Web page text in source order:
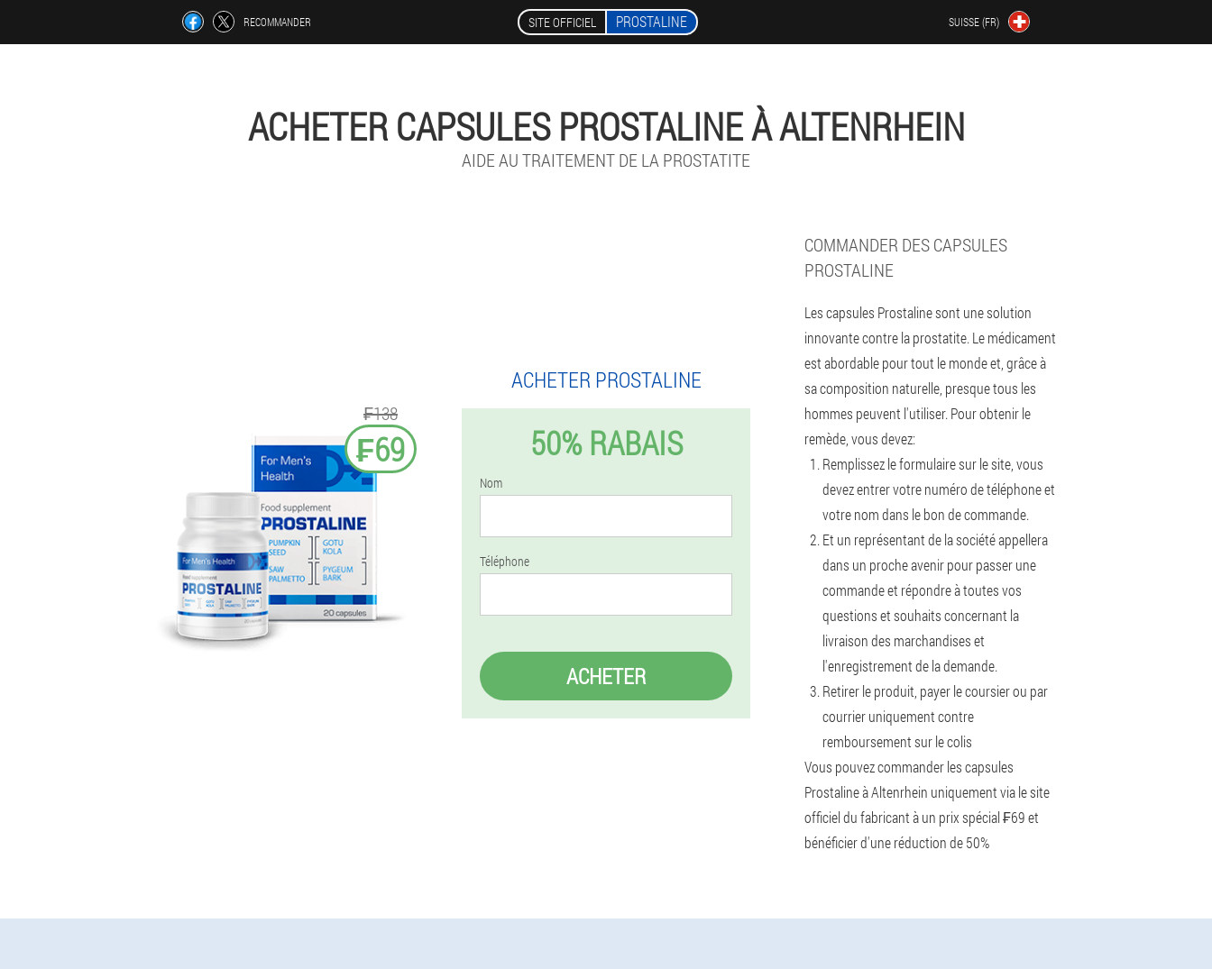
RECOMMANDER SITE OFFICIEL PROSTALINE SUISSE (FR)
ACHETER CAPSULES PROSTALINE À ALTENRHEIN
AIDE AU TRAITEMENT DE LA PROSTATITE
₣138
₣69
ACHETER PROSTALINE
50% RABAIS
Nom
Téléphone
ACHETER
COMMANDER DES CAPSULES
PROSTALINE
Les capsules Prostaline sont une solution
innovante contre la prostatite. Le médicament
est abordable pour tout le monde et, grâce à
sa composition naturelle, presque tous les
hommes peuvent l'utiliser. Pour obtenir le
remède, vous devez:
Remplissez le formulaire sur le site, vous
devez entrer votre numéro de téléphone et
votre nom dans le bon de commande.
Et un représentant de la société appellera
dans un proche avenir pour passer une
commande et répondre à toutes vos
questions et souhaits concernant la
livraison des marchandises et
l'enregistrement de la demande.
Retirer le produit, payer le coursier ou par
courrier uniquement contre
remboursement sur le colis
Vous pouvez commander les capsules
Prostaline à Altenrhein uniquement via le site
officiel du fabricant à un prix spécial ₣69 et
bénéficier d'une réduction de 50%